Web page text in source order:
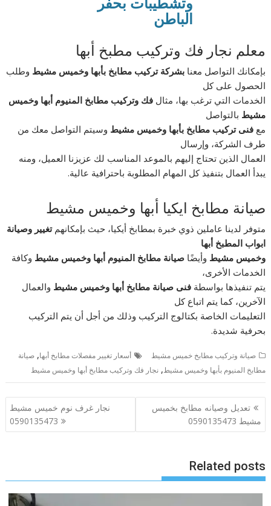
معلم نجار فك وتركيب مطبخ أبها
بإمكانك التواصل معنابشركة تركيب مطابخ بأبها وخميس مشيط وطلب
الحصول على كل
الخدمات التي ترغب بها، مثالفك وتركيب مطابخ المنيوم أبها وخميس
مشيط بالتواصل
معفنى تركيب مطابخ بأبها وخميس مشيط وسيتم التواصل معك من
طرف الشركة، وإرسال
العمال الذين تحتاج إليهم بالموعد المناسب لك عزيزنا العميل، ومنه
يبدأ العمال بتنفيذ كل المهام المطلوبة باحترافية عالية.
صيانة مطابخ ايكيا أبها وخميس مشيط
متوفر لدينا عاملين ذوي خبرة بمطابخ أيكيا، حيث بإمكانهمتغيير وصيانة
ابواب المطبخ أبها
وخميس مشيط وأيضًاصيانة مطابخ المنيوم أبها وخميس مشيط وكافة
الخدمات الأخرى،
يتم تنفيذها بواسطةفنى صيانة مطابخ أبها وخميس مشيط والعمال
الآخرين، كما يتم اتباع كل
التعليمات الخاصة بكتالوج التركيب وذلك من أجل أن يتم التركيب
بحرفية شديدة.
صيانة وتركيب مطابخ خميس مشيط أسعار تغيير مفصلات مطابخ أبها,صيانة
مطابخ المنيوم بأبها وخميس مشيط,نجار فك وتركيب مطابخ أبها وخميس مشيط
تصفّح
المقالات
تعديل وصيانه مطابخ بخميس
مشيط 0590135473
نجار غرف نوم خميس مشيط
0590135473
Related posts